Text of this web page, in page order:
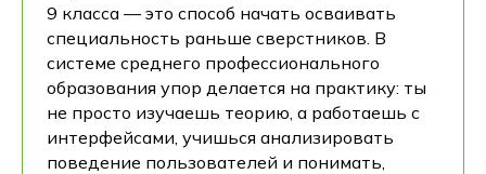
9 класса — это способ начать осваивать
специальность раньше сверстников. В
системе среднего профессионального
образования упор делается на практику: ты
не просто изучаешь теорию, а работаешь с
интерфейсами, учишься анализировать
поведение пользователей и понимать,